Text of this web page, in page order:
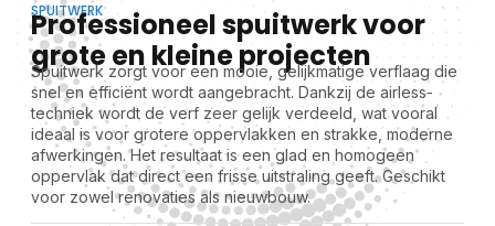
SPUITWERK
Professioneel spuitwerk voor
grote en kleine projecten
Spuitwerk zorgt voor een mooie, gelijkmatige verflaag die
snel en efficiënt wordt aangebracht. Dankzij de airless-
techniek wordt de verf zeer gelijk verdeeld, wat vooral
ideaal is voor grotere oppervlakken en strakke, moderne
afwerkingen. Het resultaat is een glad en homogeen
oppervlak dat direct een frisse uitstraling geeft. Geschikt
voor zowel renovaties als nieuwbouw.